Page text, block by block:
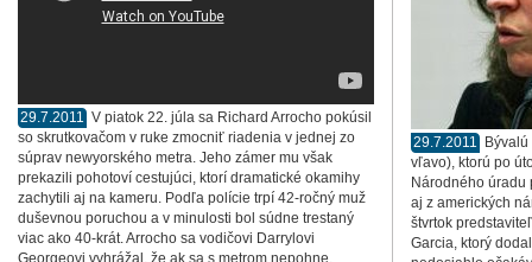
29.7.2011 V piatok 22. júla sa Richard Arrocho pokúsil
so skrutkovačom v ruke zmocniť riadenia v jednej zo
súprav newyorského metra. Jeho zámer mu však
prekazili pohotoví cestujúci, ktorí dramatické okamihy
zachytili aj na kameru. Podľa polície trpí 42-ročný muž
duševnou poruchou a v minulosti bol súdne trestaný
viac ako 40-krát. Arrocho sa vodičovi Darrylovi
Georgeovi vyhrážal, že ak sa s metrom nepohne,
29.7.2011
vľavo), ktorú po
Národného úradu
aj z amerických
štvrtok
Garcia, ktorý